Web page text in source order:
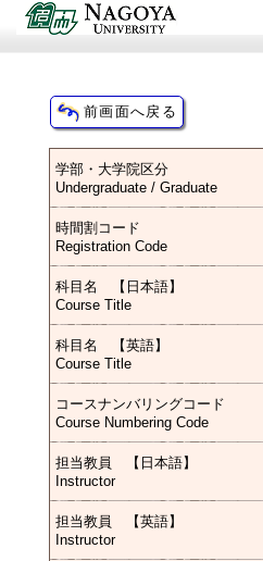
学部・大学院区分
Undergraduate / Graduate
時間割コード
Registration Code
科目名 【日本語】
Course Title
科目名 【英語】
Course Title
コースナンバリングコード
Course Numbering Code
担当教員 【日本語】
Instructor
担当教員 【英語】
Instructor